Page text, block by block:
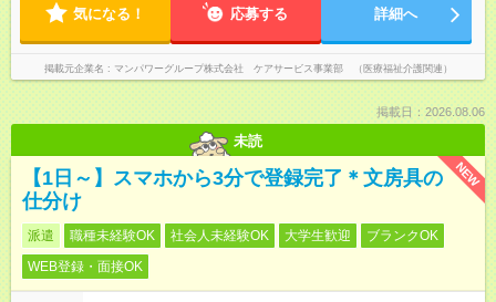
気になる！ 応募する 詳細へ
掲載元企業名 マンパワーグループ株式会社 ケアサービス事業部 （医療福祉介護関連）
掲載日：2026.08.06
未読
NEW
【1日～】スマホから3分で登録完了＊文房具の
仕分け
派遣 職種未経験OK 社会人未経験OK 大学生歓迎
ブランクOK
WEB登録・面接OK